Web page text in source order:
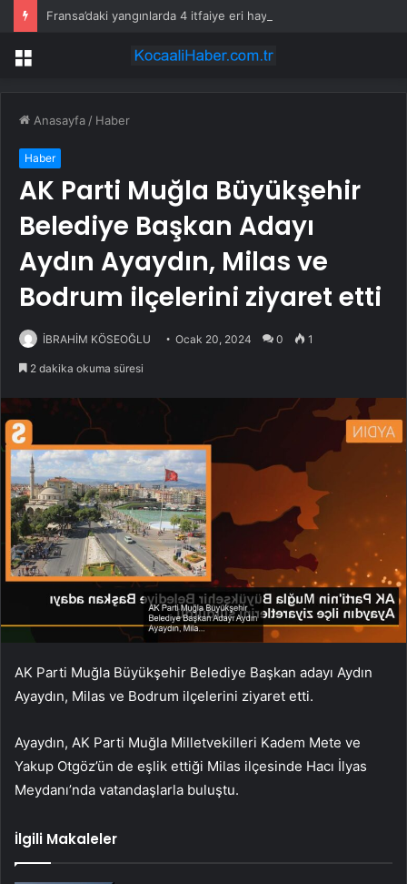
Fransa’daki yangınlarda 4 itfaiye eri hayatını kaybetti
Menü
Anasayfa / Haber
Haber
AK Parti Muğla Büyükşehir
Belediye Başkan Adayı
Aydın Ayaydın, Milas ve
Bodrum ilçelerini ziyaret etti
İBRAHİM KÖSEOĞLU Ocak 20, 2024 0 1
2 dakika okuma süresi
AK Parti Muğla Büyükşehir Belediye Başkan adayı Aydın
Ayaydın, Milas ve Bodrum ilçelerini ziyaret etti.
Ayaydın, AK Parti Muğla Milletvekilleri Kadem Mete ve
Yakup Otgöz’ün de eşlik ettiği Milas ilçesinde Hacı İlyas
Meydanı’nda vatandaşlarla buluştu.
İlgili Makaleler